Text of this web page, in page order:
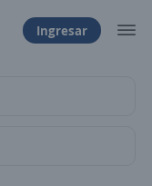
Ingresar